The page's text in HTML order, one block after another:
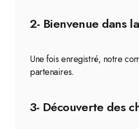
2- Bienvenue dans
Une fois enregistré, notre
partenaires.
3- Découverte des